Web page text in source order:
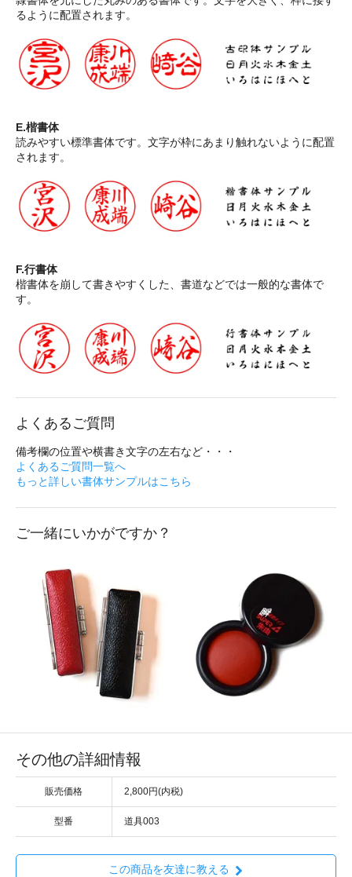
るように配置されます。
E.楷書体
読みやすい標準書体です。文字が枠にあまり触れないように配置
されます。
F.行書体
楷書体を崩して書きやすくした、書道などでは一般的な書体で
す。
よくあるご質問
備考欄の位置や横書き文字の左右など・・・
よくあるご質問一覧へ
もっと詳しい書体サンプルはこちら
ご一緒にいかがですか？
その他の詳細情報
販売価格 2,800円(内税)
型番 道具003
この商品を友達に教える